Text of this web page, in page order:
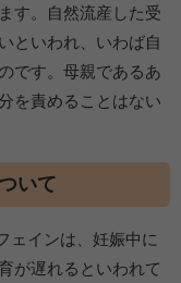
す。自然流産した受
といわれ、いわば自
です。母親であるあ
を責めることはない
いて
ェインは、妊娠中に
が遅れるといわれて